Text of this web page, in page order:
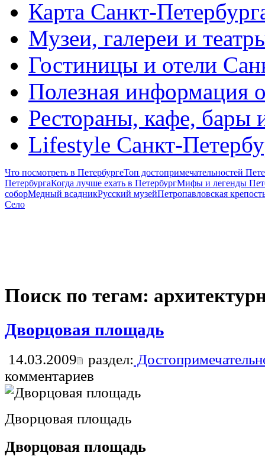
Карта Санкт-
Музеи, галереи и
Гостиницы и отели
Полезная информация
Рестораны, кафе, бары
Lifestyle Санкт-
Что посмотреть в ПетербургеТоп достопримечательностей
ПетербургаКогда лучше ехать в ПетербургМифы и легенды
соборМедный всадникРусский музейПетропавловская
Село
Поиск по тегам:
Дворцовая площадь
14.03.2009 раздел:
комментариев
Дворцовая площадь
Дворцовая площадь